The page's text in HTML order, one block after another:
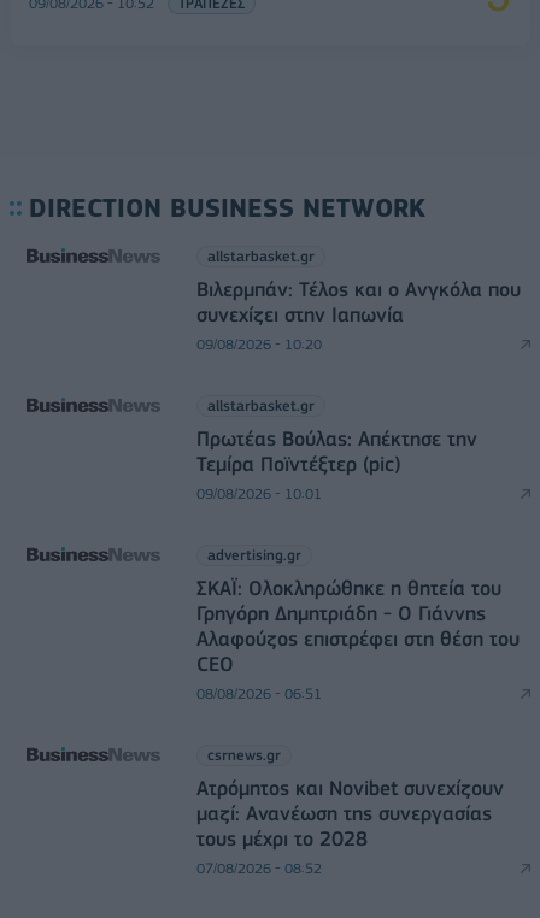
DIRECTION BUSINESS NETWORK
allstarbasket.gr
Βιλερμπάν: Τέλος και ο Ανγκόλα που
συνεχίζει στην Ιαπωνία
09/08/2026 - 10:20
allstarbasket.gr
Πρωτέας Βούλας: Απέκτησε την
Τεμίρα Ποϊντέξτερ (pic)
09/08/2026 - 10:01
advertising.gr
ΣΚΑΪ: Ολοκληρώθηκε η θητεία του
Γρηγόρη Δημητριάδη - Ο Γιάννης
Αλαφούζος επιστρέφει στη θέση του
CEO
08/08/2026 - 06:51
csrnews.gr
Ατρόμητος και Novibet συνεχίζουν
μαζί: Ανανέωση της συνεργασίας
τους μέχρι το 2028
07/08/2026 - 08:52